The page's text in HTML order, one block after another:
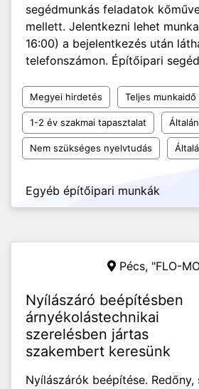
segédmunkás feladatok
mellett. Jelentkezni lehet
16:00) a bejelentkezés után
telefonszámon. Építőipari
Megyei hirdetés Teljes munkaidő
1-2 év szakmai tapasztalat
Nem szükséges nyelvtudás
Egyéb építőipari munkák
Pécs, "FLO-
Nyílászáró beépítésben
árnyékolástechnikai
szerelésben jártas
szakembert keresünk
Nyílászárók beépítése. Redőny,